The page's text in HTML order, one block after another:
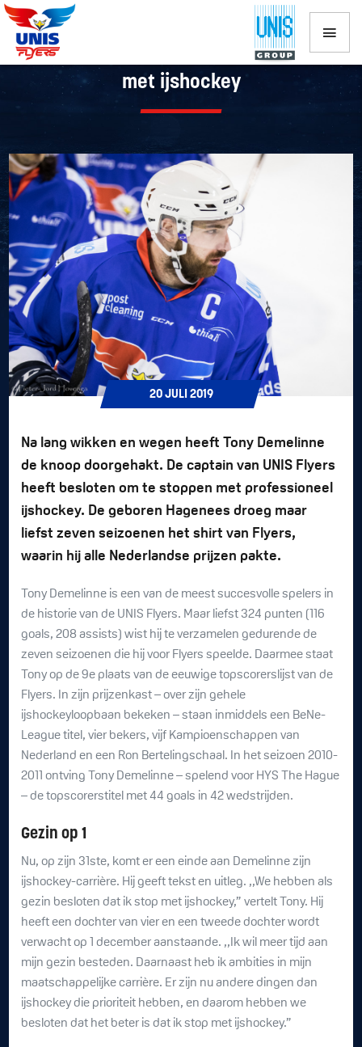
Flyers-captain Tony Demelinne stopt
met ijshockey
20 JULI 2019
Na lang wikken en wegen heeft Tony Demelinne
de knoop doorgehakt. De captain van UNIS Flyers
heeft besloten om te stoppen met professioneel
ijshockey. De geboren Hagenees droeg maar
liefst zeven seizoenen het shirt van Flyers,
waarin hij alle Nederlandse prijzen pakte.
Tony Demelinne is een van de meest succesvolle spelers in
de historie van de UNIS Flyers. Maar liefst 324 punten (116
goals, 208 assists) wist hij te verzamelen gedurende de
zeven seizoenen die hij voor Flyers speelde. Daarmee staat
Tony op de 9e plaats van de eeuwige topscorerslijst van de
Flyers. In zijn prijzenkast – over zijn gehele
ijshockeyloopbaan bekeken – staan inmiddels een BeNe-
League titel, vier bekers, vijf Kampioenschappen van
Nederland en een Ron Bertelingschaal. In het seizoen 2010-
2011 ontving Tony Demelinne – spelend voor HYS The Hague
– de topscorerstitel met 44 goals in 42 wedstrijden.
Gezin op 1
Nu, op zijn 31ste, komt er een einde aan Demelinne zijn
ijshockey-carrière. Hij geeft tekst en uitleg. ,,We hebben als
gezin besloten dat ik stop met ijshockey,” vertelt Tony. Hij
heeft een dochter van vier en een tweede dochter wordt
verwacht op 1 december aanstaande. ,,Ik wil meer tijd aan
mijn gezin besteden. Daarnaast heb ik ambities in mijn
maatschappelijke carrière. Er zijn nu andere dingen dan
ijshockey die prioriteit hebben, en daarom hebben we
besloten dat het beter is dat ik stop met ijshockey.”